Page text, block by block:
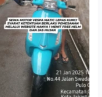
Antar Jemput
Kendaraan